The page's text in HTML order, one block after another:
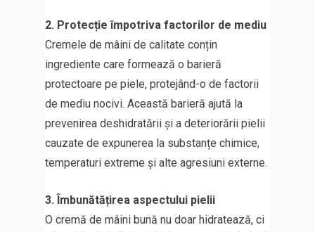
2. Protecție împotriva factorilor de mediu
Cremele de mâini de calitate conțin
ingrediente care formează o barieră
protectoare pe piele, protejând-o de factorii
de mediu nocivi. Această barieră ajută la
prevenirea deshidratării și a deteriorării pielii
cauzate de expunerea la substanțe chimice,
temperaturi extreme și alte agresiuni externe.
3. Îmbunătățirea aspectului pielii
O cremă de mâini bună nu doar hidratează, ci